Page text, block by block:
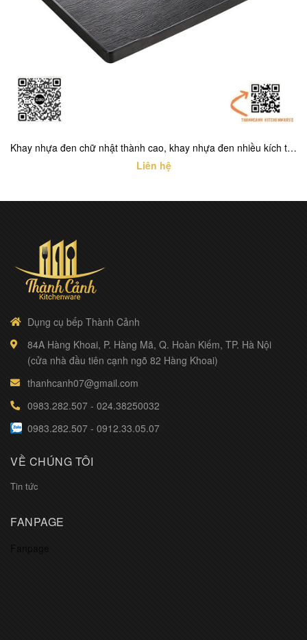
Khay nhựa đen chữ nhật thành cao, khay nhựa đen nhiều kích thước cho buồng phòng khách sạn
Liên hệ
Dụng cụ bếp Thành Cảnh
84A Hàng Khoai, P. Hàng Mã, Q. Hoàn Kiếm, TP. Hà Nội
(cửa nhà đầu tiên cạnh ngõ 82 Hàng Khoai)
thanhcanh07@gmail.com
0983.282.507 - 024.38250032
0983.282.507 - 0912.33.05.07
VỀ CHÚNG TÔI
Tin tức
FANPAGE